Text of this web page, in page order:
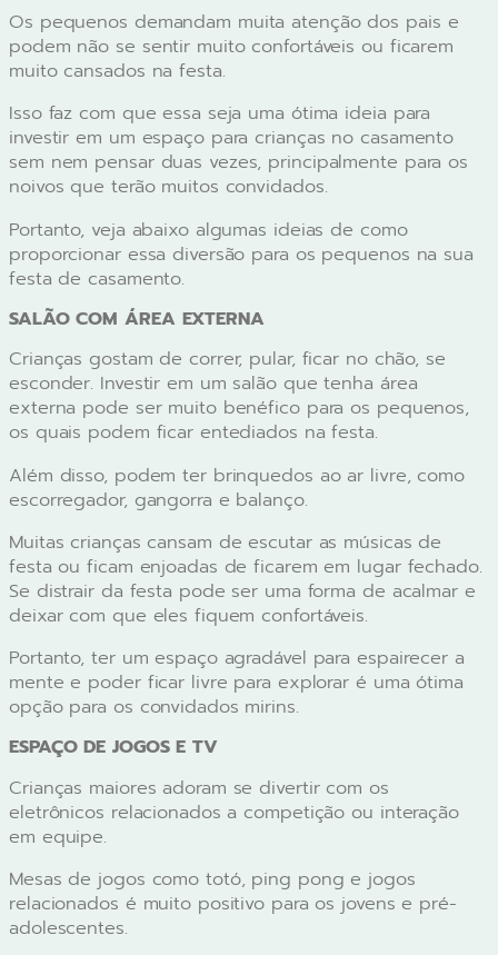
Os pequenos demandam muita atenção dos pais e
podem não se sentir muito confortáveis ou ficarem
muito cansados na festa.
Isso faz com que essa seja uma ótima ideia para
investir em um espaço para crianças no casamento
sem nem pensar duas vezes, principalmente para os
noivos que terão muitos convidados.
Portanto, veja abaixo algumas ideias de como
proporcionar essa diversão para os pequenos na sua
festa de casamento.
SALÃO COM ÁREA EXTERNA
Crianças gostam de correr, pular, ficar no chão, se
esconder. Investir em um salão que tenha área
externa pode ser muito benéfico para os pequenos,
os quais podem ficar entediados na festa.
Além disso, podem ter brinquedos ao ar livre, como
escorregador, gangorra e balanço.
Muitas crianças cansam de escutar as músicas de
festa ou ficam enjoadas de ficarem em lugar fechado.
Se distrair da festa pode ser uma forma de acalmar e
deixar com que eles fiquem confortáveis.
Portanto, ter um espaço agradável para espairecer a
mente e poder ficar livre para explorar é uma ótima
opção para os convidados mirins.
ESPAÇO DE JOGOS E TV
Crianças maiores adoram se divertir com os
eletrônicos relacionados a competição ou interação
em equipe.
Mesas de jogos como totó, ping pong e jogos
relacionados é muito positivo para os jovens e pré-
adolescentes.